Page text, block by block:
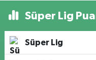
Süper Lig
Süper Lig